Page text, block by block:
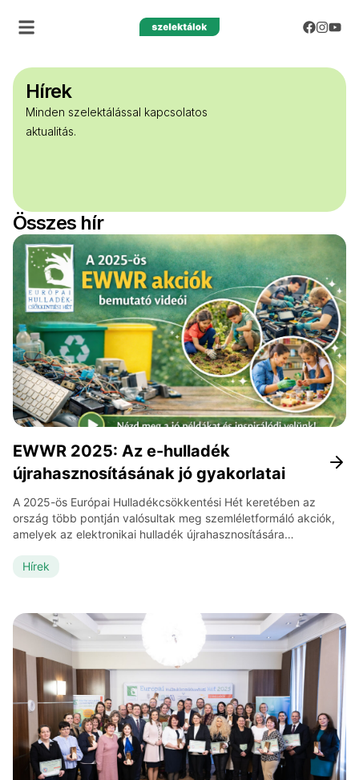
Hírek
Minden szelektálással kapcsolatos
aktualitás.
Összes hír
EWWR 2025: Az e-hulladék
újrahasznosításának jó gyakorlatai
A 2025-ös Európai Hulladékcsökkentési Hét keretében az
ország több pontján valósultak meg szemléletformáló akciók,
amelyek az elektronikai hulladék újrahasznosítására
kezdeményezések sokszínűségét és a résztvevők munkáját.
Recycling Kft. – seregélyesi telephelyén belülről […]
Hírek